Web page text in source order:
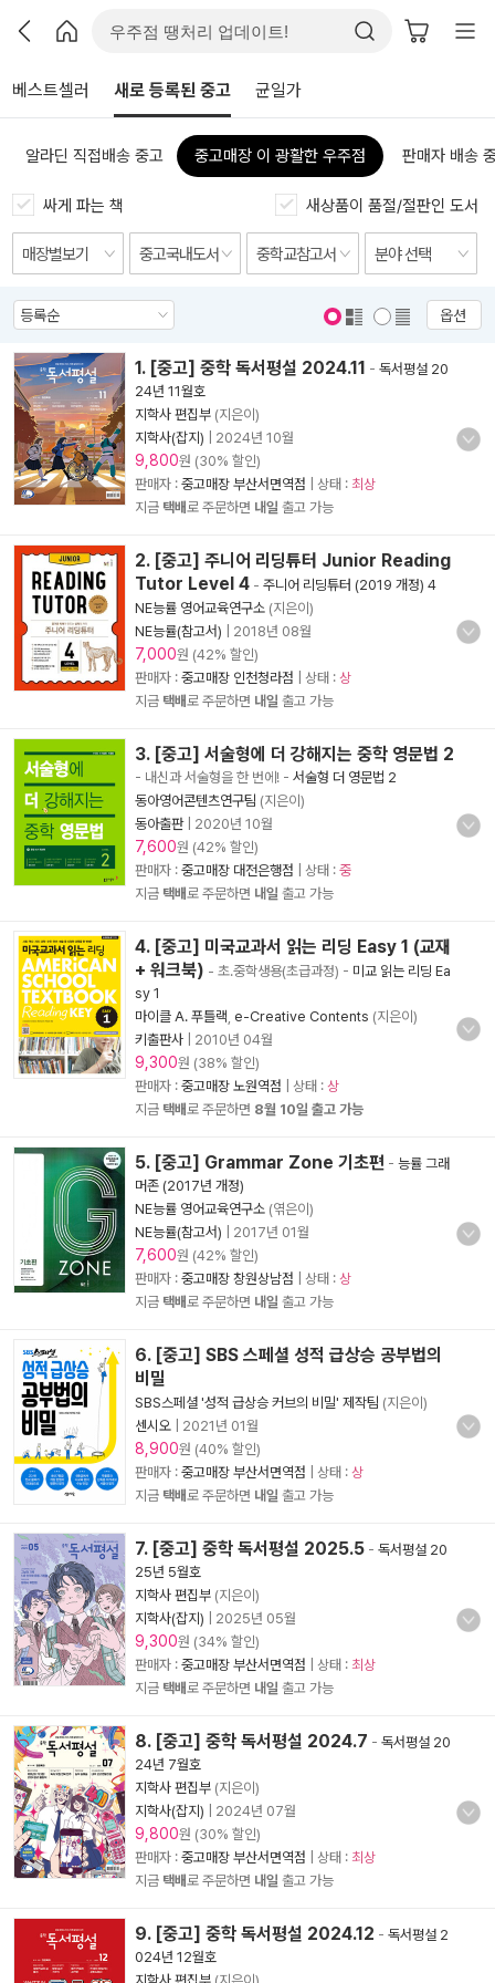
베스트셀러 새로 등록된 중고 균일가
알라딘 직접배송 중고 중고매장 이 광활한 우주점 판매자 배송
싸게 파는 책 새상품이 품절/절판인 도서
옵션
1. [중고] 중학 독서평설 2024.11 - 독서평설 20
24년 11월호
지학사 편집부 (지은이)
지학사(잡지)
2024년 10월
9,800원 (30% 할인)
판매자 : 중고매장 부산서면역점 | 상태 : 최상
지금 택배로 주문하면 내일 출고 가능
2. [중고] 주니어 리딩튜터 Junior Reading
Tutor Level 4 - 주니어 리딩튜터 (2019 개정) 4
NE능률 영어교육연구소 (지은이)
NE능률(참고서)
2018년 08월
7,000원 (42% 할인)
판매자 : 중고매장 인천청라점 | 상태 : 상
지금 택배로 주문하면 내일 출고 가능
3. [중고] 서술형에 더 강해지는 중학 영문법 2
- 내신과 서술형을 한 번에! - 서술형 더 영문법 2
동아영어콘텐츠연구팀 (지은이)
동아출판| 2020년 10월
7,600원 (42% 할인)
판매자 : 중고매장 대전은행점 | 상태 : 중
지금 택배로 주문하면 내일 출고 가능
4. [중고] 미국교과서 읽는 리딩 Easy 1 (교재
+ 워크북) - 초.중학생용(초급과정) - 미교 읽는 리딩 Ea
sy 1
마이클 A. 푸틀랙 e-Creative Contents (지은이)
키출판사
2010년 04월
9,300원 (38% 할인)
판매자 : 중고매장 노원역점 | 상태 : 상
지금 택배로 주문하면 8월 10일 출고 가능
5. [중고] Grammar Zone 기초편 - 능률 그래
머존 (2017년 개정)
NE능률 영어교육연구소 (엮은이)
NE능률(참고서)
2017년 01월
7,600원 (42% 할인)
판매자 : 중고매장 창원상남점 | 상태 : 상
지금 택배로 주문하면 내일 출고 가능
6. [중고] SBS 스페셜 성적 급상승 공부법의
비밀
SBS스페셜 '성적 급상승 커브의 비밀' 제작팀 (지은이)
센시오
2021년 01월
8,900원 (40% 할인)
판매자 : 중고매장 부산서면역점 | 상태 : 상
지금 택배로 주문하면 내일 출고 가능
7. [중고] 중학 독서평설 2025.5 - 독서평설 20
25년 5월호
지학사 편집부 (지은이)
지학사(잡지)
2025년 05월
9,300원 (34% 할인)
판매자 : 중고매장 부산서면역점 | 상태 : 최상
지금 택배로 주문하면 내일 출고 가능
8. [중고] 중학 독서평설 2024.7 - 독서평설 20
24년 7월호
지학사 편집부 (지은이)
지학사(잡지)
2024년 07월
9,800원 (30% 할인)
판매자 : 중고매장 부산서면역점 | 상태 : 최상
지금 택배로 주문하면 내일 출고 가능
9. [중고] 중학 독서평설 2024.12 - 독서평설 2
024년 12월호